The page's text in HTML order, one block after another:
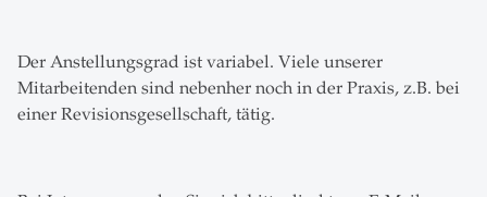
Der Anstellungsgrad ist variabel. Viele unserer
Mitarbeitenden sind nebenher noch in der Praxis, z.B. bei
einer Revisionsgesellschaft, tätig.